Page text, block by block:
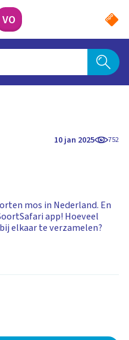
VO
10 jan 2025 752
mos in Nederland. En
app! Hoeveel
elkaar te verzamelen?